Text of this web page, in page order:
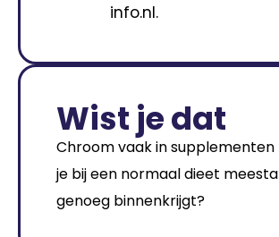
info.nl.
Wist je dat
Chroom vaak in supplementen
je bij een normaal dieet
genoeg binnenkrijgt?